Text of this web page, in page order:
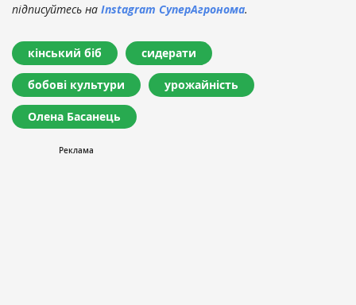
підписуйтесь на Instagram СуперАгронома.
кінський біб сидерати
бобові культури урожайність
Олена Басанець